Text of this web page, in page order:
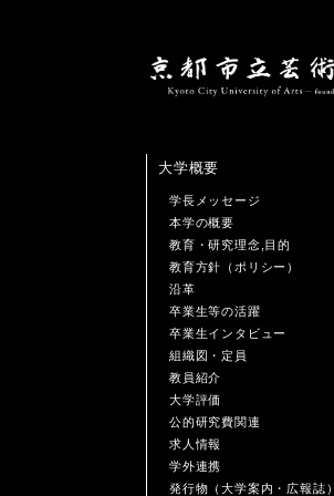
大学概要
学長メッセージ
本学の概要
教育・研究理念,目的
教育方針（ポリシー）
沿革
卒業生等の活躍
卒業生インタビュー
組織図・定員
教員紹介
大学評価
公的研究費関連
求人情報
学外連携
発行物（大学案内・広報誌）